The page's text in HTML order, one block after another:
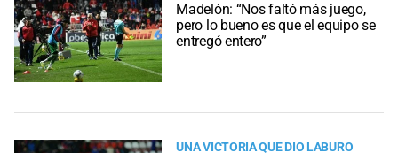
Madelón: “Nos faltó más juego,
pero lo bueno es que el equipo se
entregó entero”
UNA VICTORIA QUE DIO LABURO